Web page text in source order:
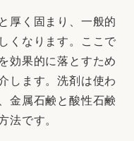
厚く固まり、一般的
くなります。ここで
効果的に落とすため
します。洗剤は使わ
金属石鹸と酸性石鹸
法です。